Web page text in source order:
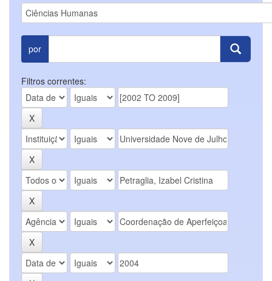
por
Filtros correntes: